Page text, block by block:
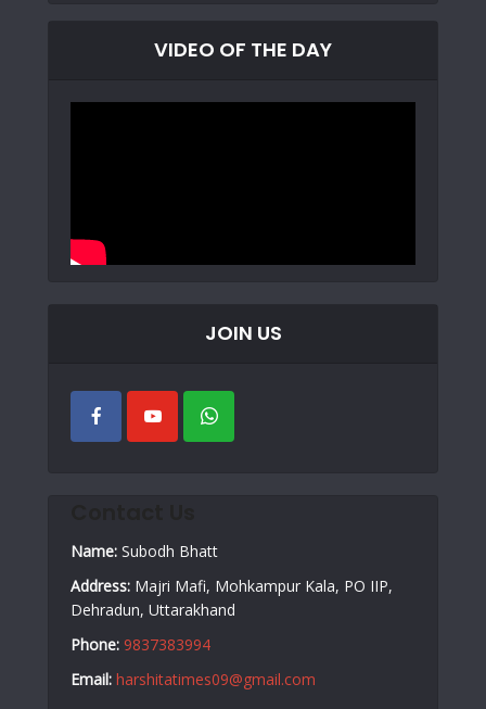
VIDEO OF THE DAY
JOIN US
Name: Subodh Bhatt
Address: Majri Mafi, Mohkampur Kala, PO IIP,
Dehradun, Uttarakhand
Phone: 9837383994
Email: harshitatimes09@gmail.com